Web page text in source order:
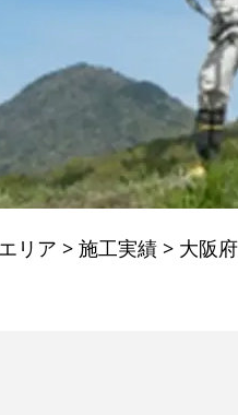
リア > 施工実績 > 大阪